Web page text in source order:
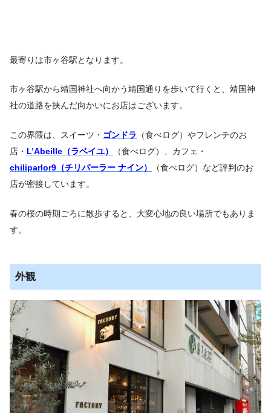
最寄りは市ヶ谷駅となります。
市ヶ谷駅から靖国神社へ向かう靖国通りを歩いて行くと、靖国神
社の道路を挟んだ向かいにお店はございます。
この界隈は、スイーツ・ ゴンドラ （食べログ）やフレンチのお
店・ L’Abeille（ラベイユ）
（食べログ）、カフェ・
chiliparlor9（チリパーラー ナイン）
（食べログ）など評判のお
店が密接しています。
春の桜の時期ごろに散歩すると、大変心地の良い場所でもありま
す。
外観